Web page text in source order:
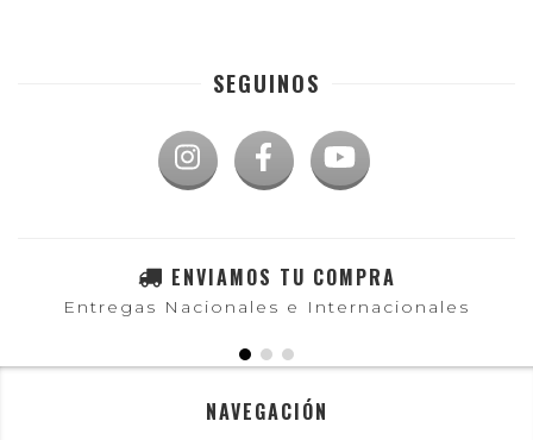
SEGUINOS
ENVIAMOS TU COMPRA
Entregas Nacionales e Internacionales
NAVEGACIÓN